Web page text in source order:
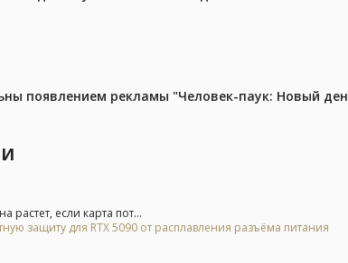
появлением рекламы "Человек-паук: Новый
растет, если карта пот...
защиту для RTX 5090 от расплавления разъёма питания